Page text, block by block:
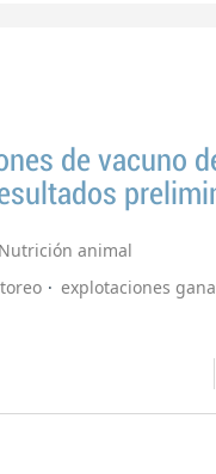
de vacuno
Nutrición animal
explotaciones